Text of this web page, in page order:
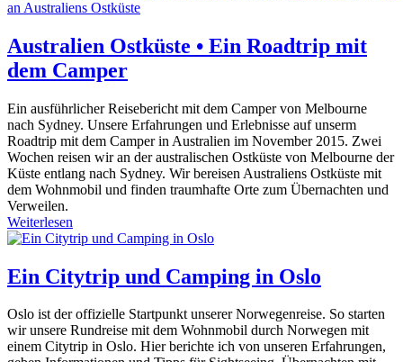
Australien Ostküste • Ein Roadtrip mit
dem Camper
Ein ausführlicher Reisebericht mit dem Camper von Melbourne
nach Sydney. Unsere Erfahrungen und Erlebnisse auf unserm
Roadtrip mit dem Camper in Australien im November 2015. Zwei
Wochen reisen wir an der australischen Ostküste von Melbourne der
Küste entlang nach Sydney. Wir bereisen Australiens Ostküste mit
dem Wohnmobil und finden traumhafte Orte zum Übernachten und
Verweilen.
Weiterlesen
Ein Citytrip und Camping in Oslo
Oslo ist der offizielle Startpunkt unserer Norwegenreise. So starten
wir unsere Rundreise mit dem Wohnmobil durch Norwegen mit
einem Citytrip in Oslo. Hier berichte ich von unseren Erfahrungen,